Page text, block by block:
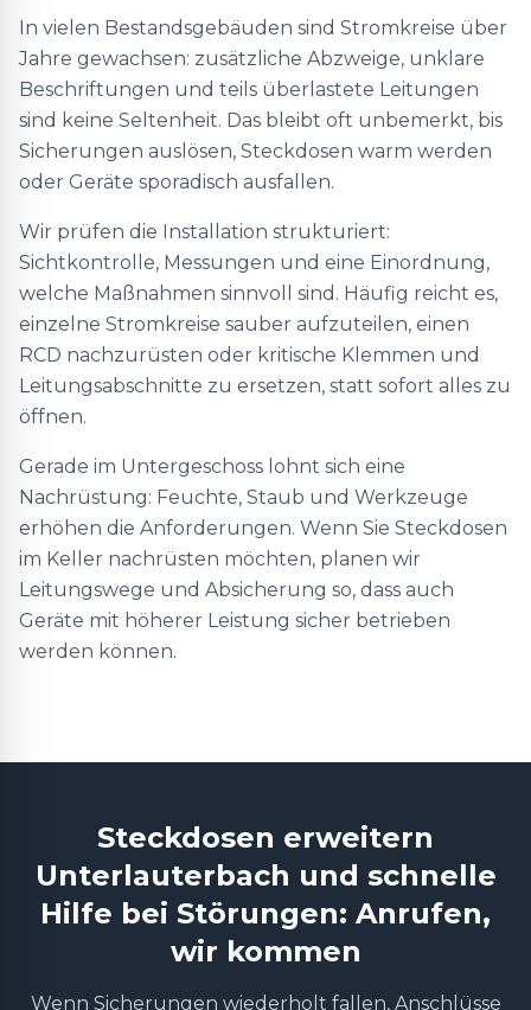
In vielen Bestandsgebäuden sind Stromkreise über
Jahre gewachsen: zusätzliche Abzweige, unklare
Beschriftungen und teils überlastete Leitungen
sind keine Seltenheit. Das bleibt oft unbemerkt, bis
Sicherungen auslösen, Steckdosen warm werden
oder Geräte sporadisch ausfallen.
Wir prüfen die Installation strukturiert:
Sichtkontrolle, Messungen und eine Einordnung,
welche Maßnahmen sinnvoll sind. Häufig reicht es,
einzelne Stromkreise sauber aufzuteilen, einen
RCD nachzurüsten oder kritische Klemmen und
Leitungsabschnitte zu ersetzen, statt sofort alles zu
öffnen.
Gerade im Untergeschoss lohnt sich eine
Nachrüstung: Feuchte, Staub und Werkzeuge
erhöhen die Anforderungen. Wenn Sie Steckdosen
im Keller nachrüsten möchten, planen wir
Leitungswege und Absicherung so, dass auch
Geräte mit höherer Leistung sicher betrieben
werden können.
Steckdosen erweitern
Unterlauterbach und schnelle
Hilfe bei Störungen: Anrufen,
wir kommen
Wenn Sicherungen wiederholt fallen, Anschlüsse